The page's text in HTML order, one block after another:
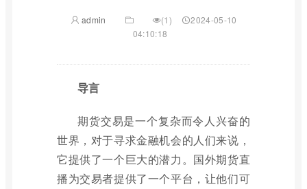
admin (1)
2024-05-10
04:10:18
导言
期货交易是一个复杂而令人兴奋的
世界，对于寻求金融机会的人们来说，
它提供了一个巨大的潜力。国外期货直
播为交易者提供了一个平台，让他们可